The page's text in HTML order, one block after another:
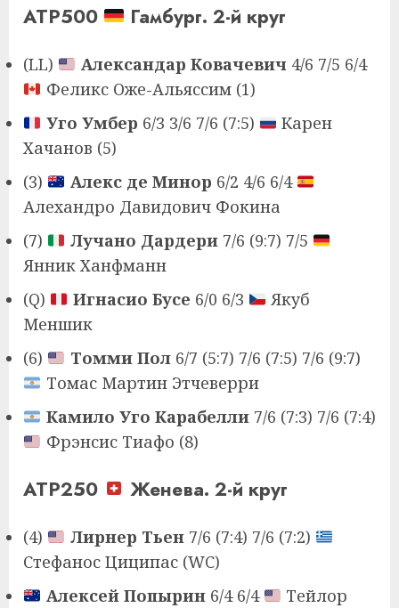
ATP500 Гамбург. 2-й круг
(LL) Александар Ковачевич4/6 7/5 6/4
Феликс Оже-Альяссим (1)
Уго Умбер 6/3 3/6 7/6 (7:5)
Карен
Хачанов (5)
(3)
Алекс де Минор 6/2 4/6 6/4
Алехандро Давидович Фокина
(7)
Лучано Дардери7/6 (9:7) 7/5
Янник Ханфманн
(Q)
Игнасио Бусе 6/0 6/3
Якуб
Меншик
(6)
Томми Пол6/7 (5:7) 7/6 (7:5) 7/6 (9:7)
Томас Мартин Этчеверри
Камило Уго Карабелли7/6 (7:3) 7/6 (7:4)
Фрэнсис Тиафо (8)
ATP250 Женева. 2-й круг
(4) Лирнер Тьен7/6 (7:4) 7/6 (7:2)
Стефанос Циципас (WC)
Алексей Попырин6/4 6/4
Тейлор